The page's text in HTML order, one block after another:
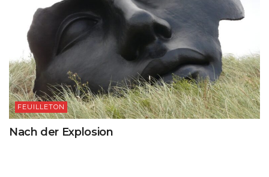
FEUILLETON
Nach der Explosion